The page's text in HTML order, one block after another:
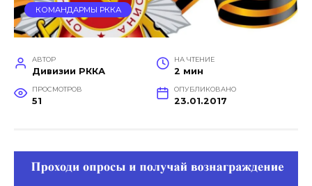
КОМАНДАРМЫ РККА
АВТОР
Дивизии РККА
НА ЧТЕНИЕ
2 мин
ПРОСМОТРОВ
51
ОПУБЛИКОВАНО
23.01.2017